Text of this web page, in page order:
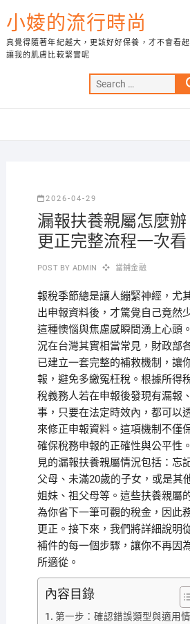
to
content
小婈的流行時尚
真覺得隨著年紀越大，更該好好保養，才不會看
讓我的肌膚比較緊實呢
…
2026-04-29
漏報扶養親屬怎麼
更正完整流程一次看
POST BY ADMIN 當鋪金融
報稅季節總是讓人繃緊神經，尤
出申報資料後，才驚覺自己竟然
這種懊惱與焦慮感瞬間湧上心頭
況在台灣其實相當常見，財政部
已建立一套完整的補救機制，讓
報，避免多繳冤枉稅。根據所得
稅義務人若在申報後發現有漏報
事，只要在法定時效內，都可以
來修正申報資料。這項機制不僅
確保稅務申報的正確性與公平性
見的漏報扶養親屬情況包括：忘
父母、未滿20歲的子女，或是其
姐妹、祖父母等。這些扶養親屬
為你省下一筆可觀的稅金，因此
更正。接下來，我們將詳細說明
補件的每一個步驟，讓你不再因
所適從。
內容目錄
第一步：確認錯誤類型與適用